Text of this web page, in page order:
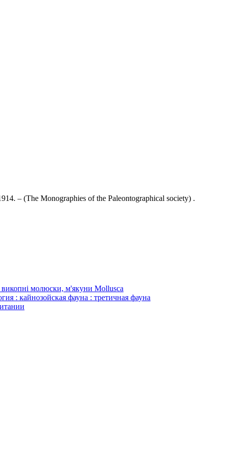
– (The Monographies of the Paleontographical society) .
молюски, м'якуни Mollusca
: кайнозойская фауна : третичная фауна